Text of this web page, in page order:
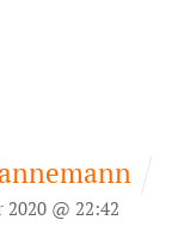
2020 @ 22:42